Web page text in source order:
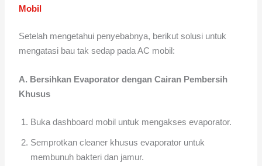
Mobil
Setelah mengetahui penyebabnya, berikut solusi untuk
mengatasi bau tak sedap pada AC mobil:
A. Bersihkan Evaporator dengan Cairan Pembersih
Khusus
Buka dashboard mobil untuk mengakses evaporator.
Semprotkan cleaner khusus evaporator untuk
membunuh bakteri dan jamur.